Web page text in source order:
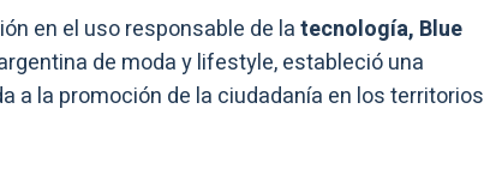
en el uso responsable de latecnología, Blue
de moda y lifestyle, estableció una
a la promoción de la ciudadanía en los territorios